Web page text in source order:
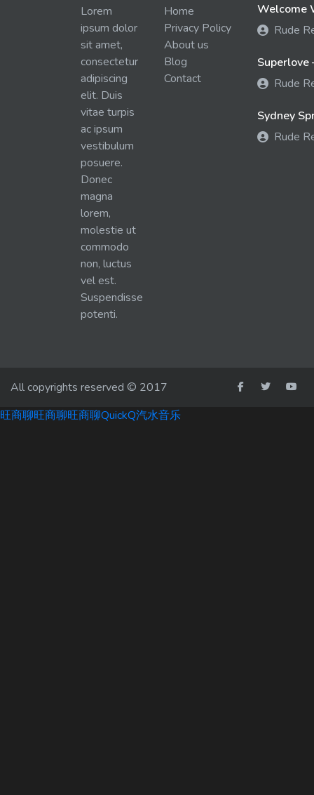
Lorem
ipsum dolor
sit amet,
consectetur
adipiscing
elit. Duis
vitae turpis
ac ipsum
vestibulum
posuere.
Donec
magna
lorem,
molestie ut
commodo
non, luctus
vel est.
Suspendisse
potenti.
Home
Privacy Policy
About us
Blog
Contact
Welcome
Rude
Superlove
Rude
Sydney
Rude
All copyrights reserved © 2017
旺商聊旺商聊旺商聊QuickQ汽水音乐